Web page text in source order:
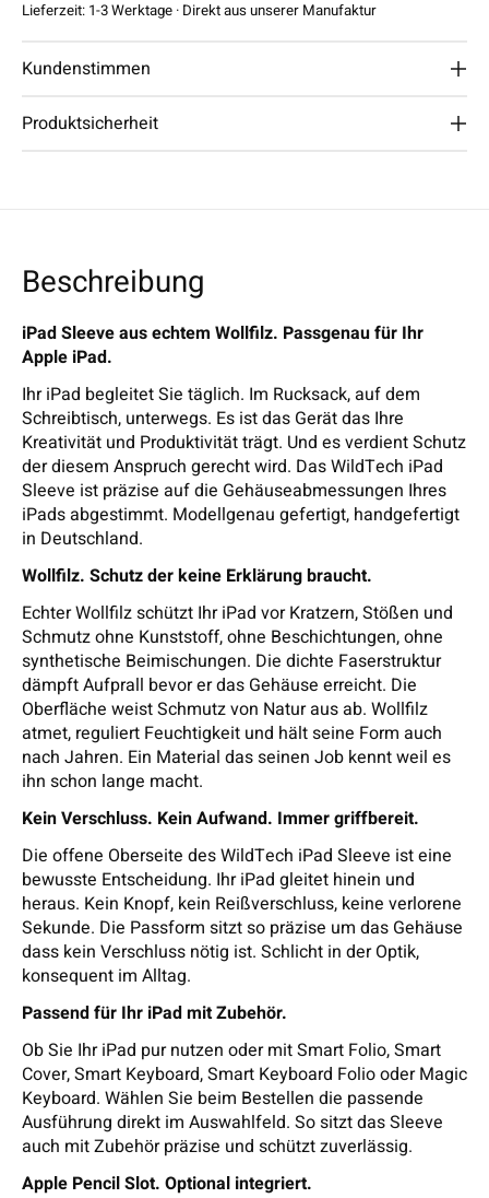
Lieferzeit: 1-3 Werktage · Direkt aus unserer Manufaktur
Kundenstimmen
Produktsicherheit
Beschreibung
iPad Sleeve aus echtem Wollfilz. Passgenau für Ihr
Apple iPad.
Ihr iPad begleitet Sie täglich. Im Rucksack, auf dem
Schreibtisch, unterwegs. Es ist das Gerät das Ihre
Kreativität und Produktivität trägt. Und es verdient Schutz
der diesem Anspruch gerecht wird. Das WildTech iPad
Sleeve ist präzise auf die Gehäuseabmessungen Ihres
iPads abgestimmt. Modellgenau gefertigt, handgefertigt
in Deutschland.
Wollfilz. Schutz der keine Erklärung braucht.
Echter Wollfilz schützt Ihr iPad vor Kratzern, Stößen und
Schmutz ohne Kunststoff, ohne Beschichtungen, ohne
synthetische Beimischungen. Die dichte Faserstruktur
dämpft Aufprall bevor er das Gehäuse erreicht. Die
Oberfläche weist Schmutz von Natur aus ab. Wollfilz
atmet, reguliert Feuchtigkeit und hält seine Form auch
nach Jahren. Ein Material das seinen Job kennt weil es
ihn schon lange macht.
Kein Verschluss. Kein Aufwand. Immer griffbereit.
Die offene Oberseite des WildTech iPad Sleeve ist eine
bewusste Entscheidung. Ihr iPad gleitet hinein und
heraus. Kein Knopf, kein Reißverschluss, keine verlorene
Sekunde. Die Passform sitzt so präzise um das Gehäuse
dass kein Verschluss nötig ist. Schlicht in der Optik,
konsequent im Alltag.
Passend für Ihr iPad mit Zubehör.
Ob Sie Ihr iPad pur nutzen oder mit Smart Folio, Smart
Cover, Smart Keyboard, Smart Keyboard Folio oder Magic
Keyboard. Wählen Sie beim Bestellen die passende
Ausführung direkt im Auswahlfeld. So sitzt das Sleeve
auch mit Zubehör präzise und schützt zuverlässig.
Apple Pencil Slot. Optional integriert.